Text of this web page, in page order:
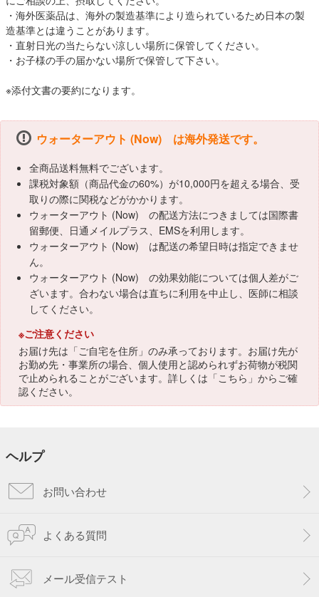
・海外医薬品は、海外の製造基準により造られているため日本の製
造基準とは違うことがあります。
・直射日光の当たらない涼しい場所に保管してください。
・お子様の手の届かない場所で保管して下さい。
※添付文書の要約になります。
ウォーターアウト (Now) は海外発送です。
全商品送料無料でございます。
課税対象額（商品代金の60%）が10,000円を超える場合、受
取りの際に関税などがかかります。
ウォーターアウト (Now) の配送方法につきましては国際書
留郵便、日通メイルプラス、EMSを利用します。
ウォーターアウト (Now) は配送の希望日時は指定できませ
ん。
ウォーターアウト (Now) の効果効能については個人差がご
ざいます。合わない場合は直ちに利用を中止し、医師に相談
してください。
※ご注意ください
お届け先は「ご自宅を住所」のみ承っております。お届け先が
お勤め先・事業所の場合、個人使用と認められずお荷物が税関
で止められることがございます。詳しくは「こちら 」からご確
認ください。
ヘルプ
お問い合わせ
よくある質問
メール受信テスト